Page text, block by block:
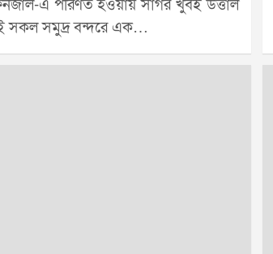
এ পরিণত হওয়ায় সাগর খুবই উত্তাল
সকল সমুদ্র বন্দরে এক…